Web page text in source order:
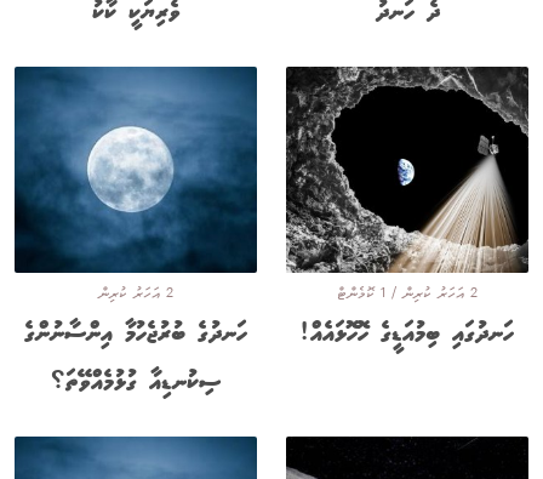
ދެ ހަނދު ވެރިޔަކީ ކާކު
2 އަހަރު ކުރިން / 1 ކޮމެންޓް
ހަނދުގައި ބިމުއަޑީގެ ހޮހޮޅައެއް!
2 އަހަރު ކުރިން
ހަނދުގެ ބުރުޖެހުމާ އިންސާނުންގެ
ސިކުނޑިއާ ގުޅުމެއްވޭތަ؟